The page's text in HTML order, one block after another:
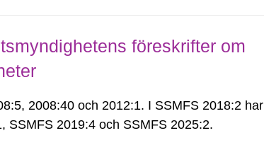
föreskrifter om
2008:40 och 2012:1. I SSMFS 2018:2 har
SSMFS 2019:4 och SSMFS 2025:2.